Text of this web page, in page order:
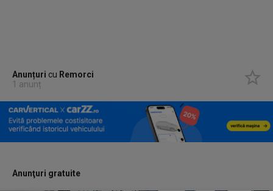
Anunțuri cu Remorci
1 anunț
Anunţuri gratuite